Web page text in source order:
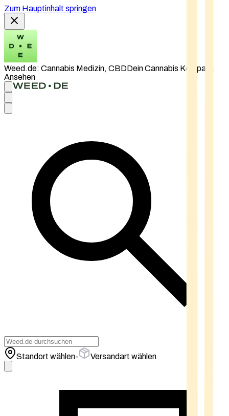
Zum Hauptinhalt springen
Weed.de: Cannabis Medizin, CBDDein Cannabis Kompass
Ansehen
Standort wählen- Versandart wählen